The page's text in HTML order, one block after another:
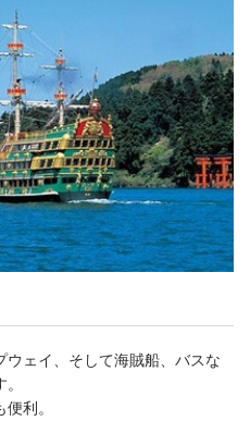
ェイ、そして海賊船、バスな
利。